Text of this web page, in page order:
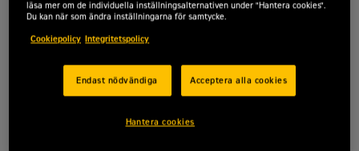
Vi er glade for, at du vil høre nærmere om leje af udstyr hos
Indtast dit navn, telefonnummer og e-mail nedenfor, så
For- og efternavn*
läsa mer om de individuella inställningsalternativen under "Hantera cookies".
Du kan när som ändra inställningarna för samtycke.
Cookiepolicy Integritetspolicy
Endast nödvändiga Acceptera alla cookies
Hantera cookies